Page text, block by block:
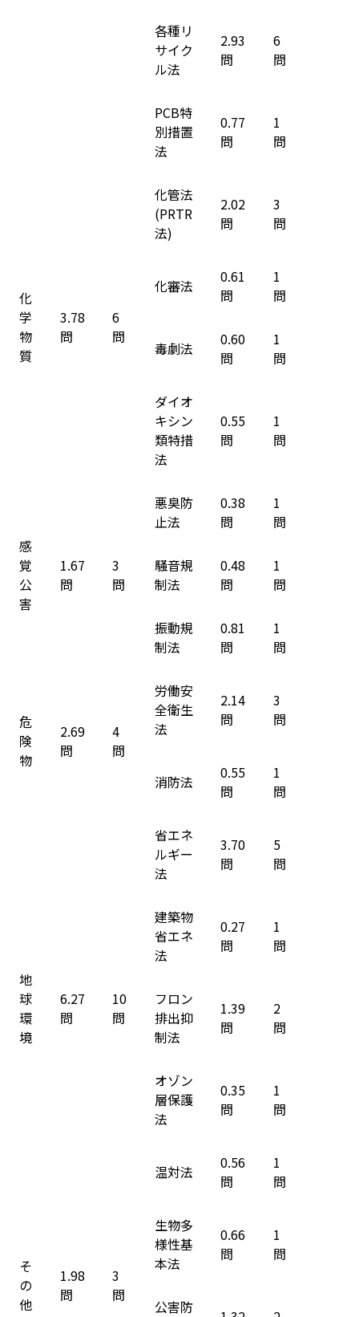
各種リ
サイク
ル法
2.93
問
6
問
PCB特
別措置
法
0.77
問
1
問
化
学
物
質
3.78
問
6
問
化管法
(PRTR
法)
2.02
問
3
問
化審法
0.61
問
1
問
毒劇法
0.60
問
1
問
ダイオ
キシン
類特措
法
0.55
問
1
問
感
覚
公
害
1.67
問
3
問
悪臭防
止法
0.38
問
1
問
騒音規
制法
0.48
問
1
問
振動規
制法
0.81
問
1
問
危
険
物
2.69
問
4
問
労働安
全衛生
法
2.14
問
3
問
消防法
0.55
問
1
問
地
球
環
境
6.27
問
10
問
省エネ
ルギー
法
3.70
問
5
問
建築物
省エネ
法
0.27
問
1
問
フロン
排出抑
制法
1.39
問
2
問
オゾン
層保護
法
0.35
問
1
問
温対法
0.56
問
1
問
そ
の
他
1.98
問
3
問
生物多
様性基
本法
0.66
問
1
問
公害防